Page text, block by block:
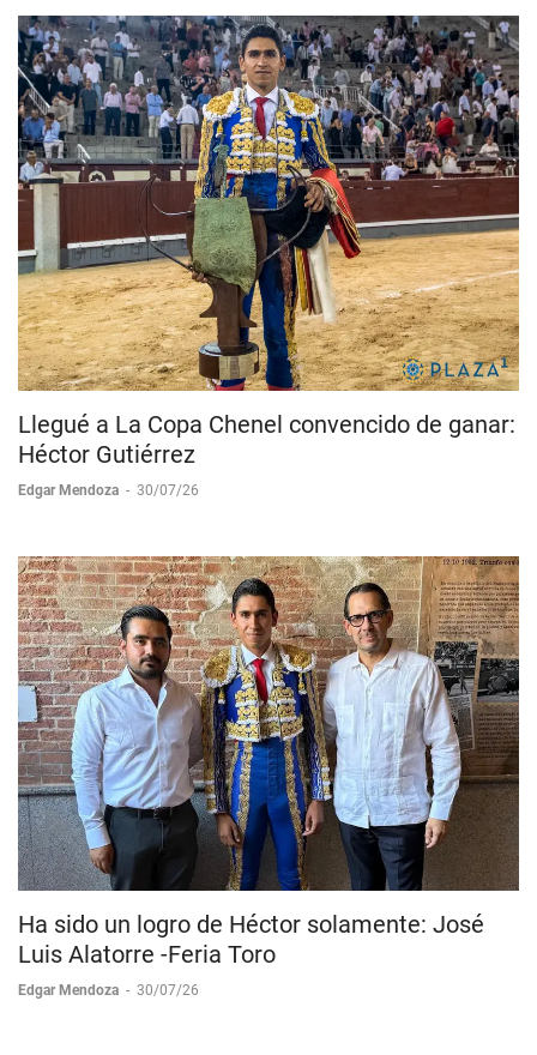
Llegué a La Copa Chenel convencido de ganar:
Héctor Gutiérrez
Edgar Mendoza - 30/07/26
Ha sido un logro de Héctor solamente: José
Luis Alatorre -Feria Toro
Edgar Mendoza - 30/07/26